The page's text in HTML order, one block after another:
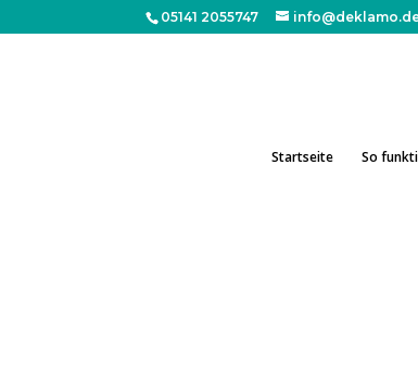
05141 2055747
Startseite So